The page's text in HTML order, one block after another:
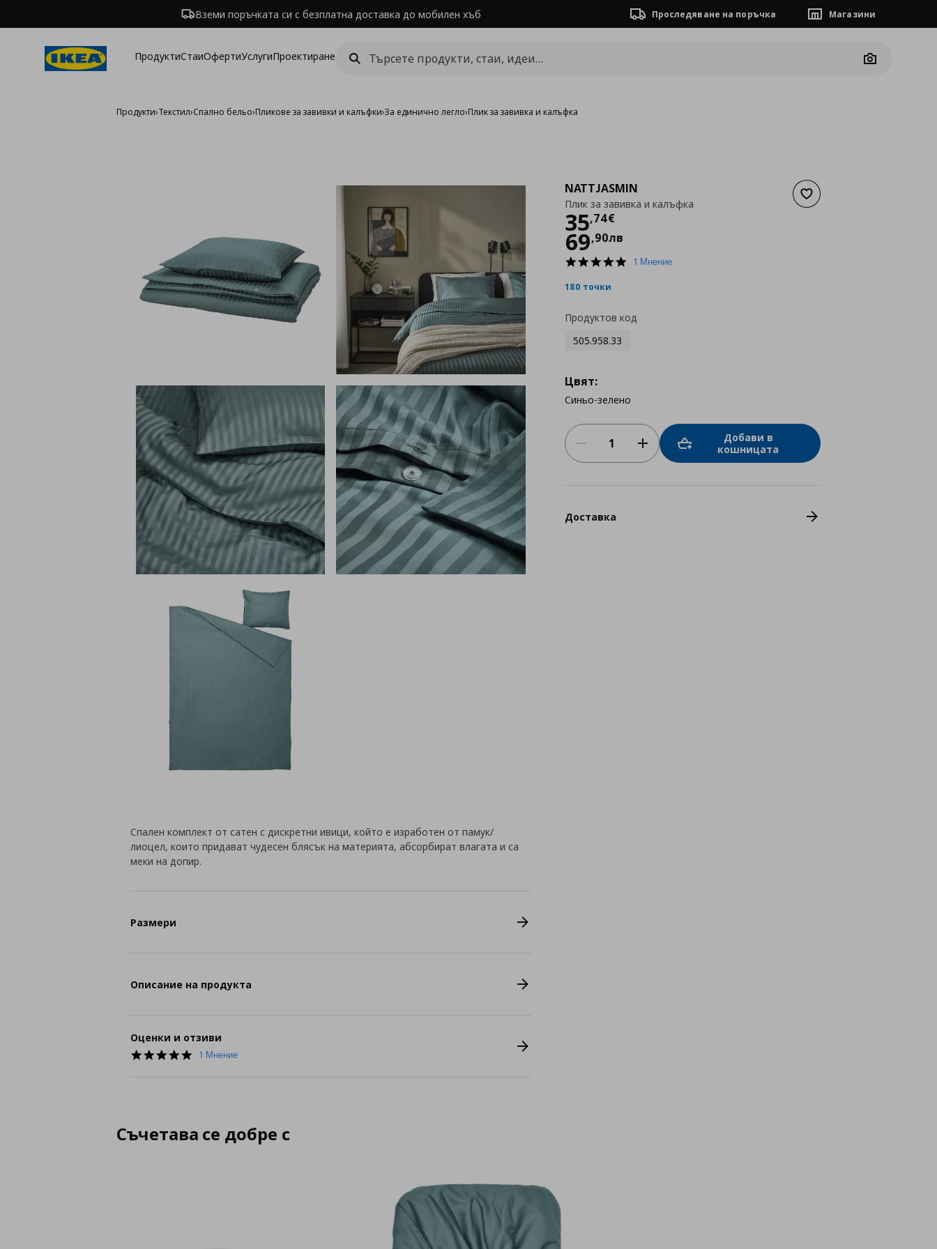
Вземи поръчката си с безплатна доставка до мобилен хъб Проследяване на поръчка Магазини
ПродуктиСтаиОфертиУслугиПроектиране
Camera
Продукти›Текстил›Спално бельо›Пликове за завивки и калъфки›За единично легло›Плик за завивка и калъфка
Добави към списъка с
NATTJASMIN
Плик за завивка и калъфка
35,74€
Цена
69,90лв
5.01 Мнение
180 точки
Продуктов код
505.958.33
Цвят:
Синьо-зеленo
Добави в
кошницата
Доставка
Спален комплект от сатен с дискретни ивици, който е изработен от памук/
лиоцел, които придават чудесен блясък на материята, абсорбират влагата и са
меки на допир.
Размери
Описание на продукта
Оценки и отзиви
5.0
1 Мнение
Съчетава се добре с